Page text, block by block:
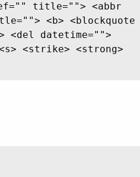
title=""> <abbr
<b> <blockquote
<del datetime="">
<strike> <strong>